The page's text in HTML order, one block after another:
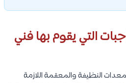
التي يقوم بها فني
النظيفة والمعقمة اللازمة